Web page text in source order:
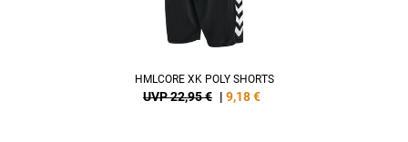
HMLCORE XK POLY SHORTS
UVP 22,95 € | 9,18€